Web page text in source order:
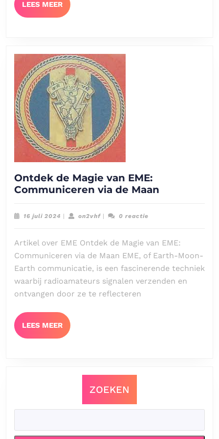
LEES MEERLEES
MEER
Ontdek de Magie van EME:
Communiceren via de Maan
via
de
Maan
16 juli 2024 16| on2vhfon2vhf
| 0 reactie
Artikel over EME Ontdek de Magie van EME:
Communiceren via de Maan EME, of Earth-Moon-
Earth communicatie, is een fascinerende techniek
waarbij radioamateurs signalen verzenden en
ontvangen door ze te reflecteren
LEES MEERLEES
MEER
ZOEKEN